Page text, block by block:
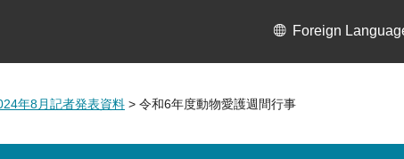
Foreign
年8月記者発表資料 > 令和6年度動物愛護週間行事